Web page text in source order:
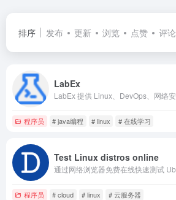
排序 发布 更新 浏览 点赞 评论
LabEx
程序员 # java编程 # linux # 在线学习
Test Linux distros online
程序员 # cloud # linux # 云服务器